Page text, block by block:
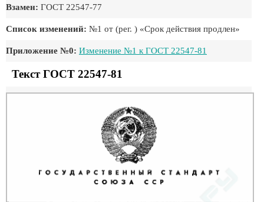
Взамен: ГОСТ 22547-77
Список изменений: №1 от (рег. ) «Срок действия продлен»
Приложение №0: Изменение №1 к ГОСТ 22547-81
Текст ГОСТ 22547-81